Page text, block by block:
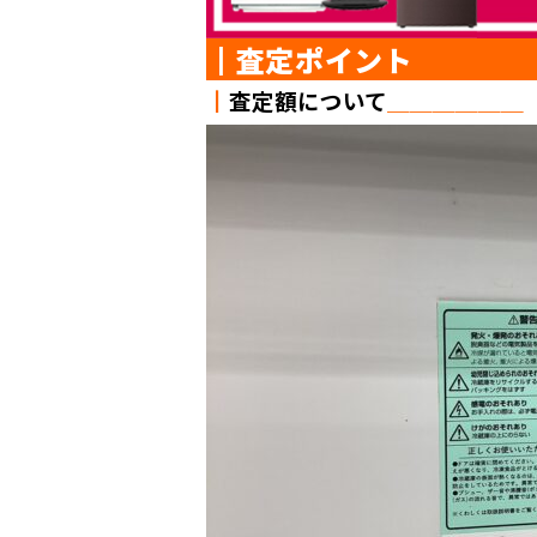
┃査定ポイン
┃ 査定額について